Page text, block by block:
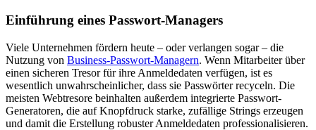
Einführung eines Passwort-Managers
Viele Unternehmen fördern heute – oder verlangen sogar – die
Nutzung von Business-Passwort-Managern. Wenn Mitarbeiter über
einen sicheren Tresor für ihre Anmeldedaten verfügen, ist es
wesentlich unwahrscheinlicher, dass sie Passwörter recyceln. Die
meisten Webtresore beinhalten außerdem integrierte Passwort-
Generatoren, die auf Knopfdruck starke, zufällige Strings erzeugen
und damit die Erstellung robuster Anmeldedaten professionalisieren.